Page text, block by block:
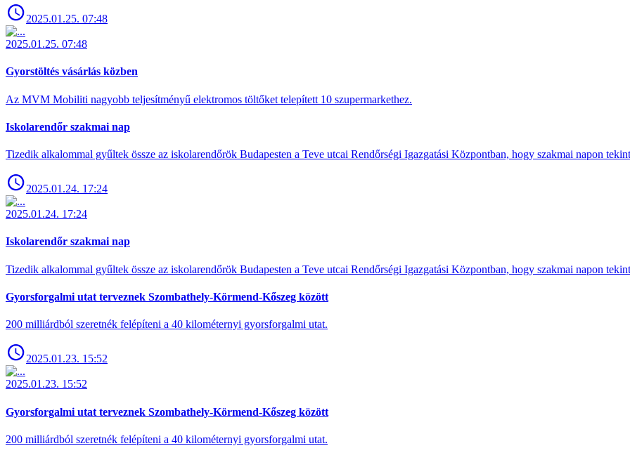
2025.01.25. 07:48
2025.01.25. 07:48
Gyorstöltés vásárlás közben
Az MVM Mobiliti nagyobb teljesítményű elektromos töltőket telepített 10 szupermarkethez.
Iskolarendőr szakmai nap
Tizedik alkalommal gyűltek össze az iskolarendőrök Budapesten a Teve utcai Rendőrségi Igazgatási Központban, hogy szakmai napon
2025.01.24. 17:24
2025.01.24. 17:24
Iskolarendőr szakmai nap
Tizedik alkalommal gyűltek össze az iskolarendőrök Budapesten a Teve utcai Rendőrségi Igazgatási Központban, hogy szakmai napon
Gyorsforgalmi utat terveznek Szombathely-Körmend-Kőszeg között
200 milliárdból szeretnék felépíteni a 40 kilométernyi gyorsforgalmi utat.
2025.01.23. 15:52
2025.01.23. 15:52
Gyorsforgalmi utat terveznek Szombathely-Körmend-Kőszeg között
200 milliárdból szeretnék felépíteni a 40 kilométernyi gyorsforgalmi utat.